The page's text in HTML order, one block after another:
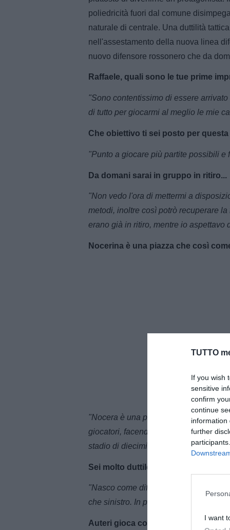
TUTTO
If you wish
sensitive
confirm
continue
information
further
I want
poliedricità fuori dal comune
naturale di centrale. Una duttilità
nell'assestamento della nuova linea
nuovo difensore rossonero che da
Raffaele, quali sono le tue prime
"Sono contentissimo di essere
di tutto per giocarmi al meglio le mie
Che obiettivo ti sei posto per
"Punto a giocare più partite possibili e
Da domani sarai in gruppo in ritiro...
"Non vedo l'ora di mettermi a
metodi, inoltre così potrò recuperare
erano già in ritiro, mentre io
Nocerina è una piazza che così
"Nocera è una piazza molto calda di
giocatori, facendoci sentire fortunati
stadio di diecimila persona è una
Sei molto duttile tatticamente, ma
"Nasco come difensore centrale, però
che sinistro. In più in alcune partite ho
Auteri gioca con la difesa a tre, in